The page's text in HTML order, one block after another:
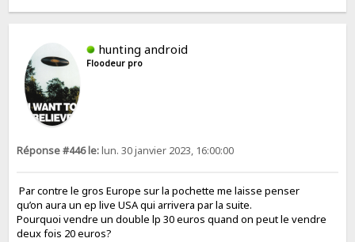
hunting android
Floodeur pro
Réponse #446 le:lun. 30 janvier 2023, 16:00:00
Par contre le gros Europe sur la pochette me laisse penser
qu’on aura un ep live USA qui arrivera par la suite.
Pourquoi vendre un double lp 30 euros quand on peut le vendre
deux fois 20 euros?